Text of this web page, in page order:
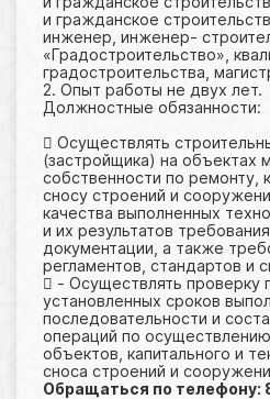
и гражданское
инженер, инженер-
«Градостроительство»,
градостроительства,
2. Опыт работы не двух лет.
Должностные обязанности:
 Осуществлять
(застройщика) на объектах
собственности по ремонту,
сносу строений и
качества выполненных
и их результатов
документации, а также
регламентов, стандартов и
 - Осуществлять проверку
установленных сроков
последовательности и
операций по
объектов, капитального и
сноса строений и
Обращаться по телефону: